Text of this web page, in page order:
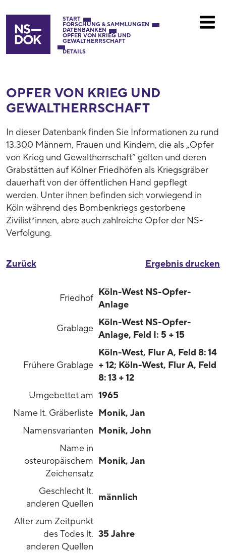
START
FORSCHUNG & SAMMLUNGEN
DATENBANKEN
OPFER VON KRIEG UND
GEWALTHERRSCHAFT
DETAILS
OPFER VON KRIEG UND
GEWALTHERRSCHAFT
In dieser Datenbank finden Sie Informationen zu rund
13.300 Männern, Frauen und Kindern, die als „Opfer
von Krieg und Gewaltherrschaft“ gelten und deren
Grabstätten auf Kölner Friedhöfen als Kriegsgräber
dauerhaft von der öffentlichen Hand gepflegt
werden. Unter ihnen befinden sich vorwiegend in
Köln während des Bombenkriegs gestorbene
Zivilist*innen, abre auch zahlreiche Opfer der NS-
Verfolgung.
Ergebnis drucken
Zurück
Friedhof
Köln-West NS-Opfer-
Anlage
Grablage
Köln-West NS-Opfer-
Anlage, Feld I: 5 + 15
Frühere Grablage
Köln-West, Flur A, Feld 8: 14
+ 12; Köln-West, Flur A, Feld
8: 13 + 12
Umgebettet am 1965
Name lt. Gräberliste Monik, Jan
Namensvarianten Monik, John
Name in
osteuropäischem
Zeichensatz
Monik, Jan
Geschlecht lt.
anderen Quellen
männlich
Alter zum Zeitpunkt
des Todes lt.
anderen Quellen
35 Jahre